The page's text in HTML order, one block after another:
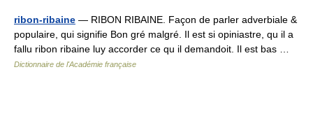
ribon-ribaine — RIBON RIBAINE. Façon de parler adverbiale &
populaire, qui signifie Bon gré malgré. Il est si opiniastre, qu il a
fallu ribon ribaine luy accorder ce qu il demandoit. Il est bas …
Dictionnaire de l'Académie française